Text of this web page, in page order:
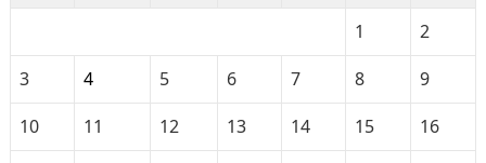
1
2
3
4 5 6 7 8
9
10
11 12 13 14 15
16